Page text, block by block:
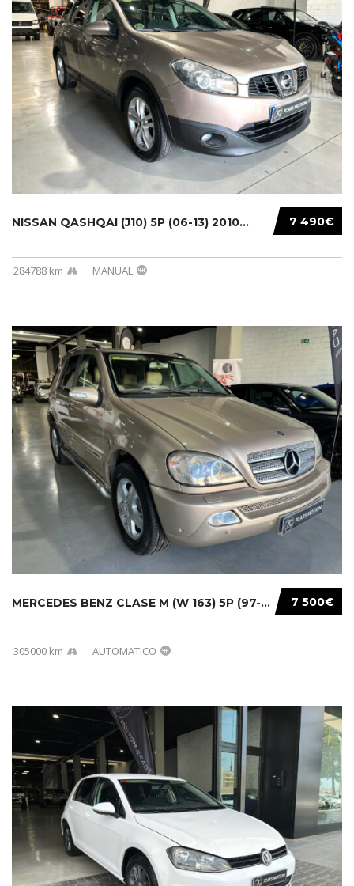
7 490€
NISSAN QASHQAI (J10) 5P (06-13) 2010...
284788 km MANUAL
7 500€
MERCEDES BENZ CLASE M (W 163) 5P (97-05) 200...
305000 km AUTOMATICO